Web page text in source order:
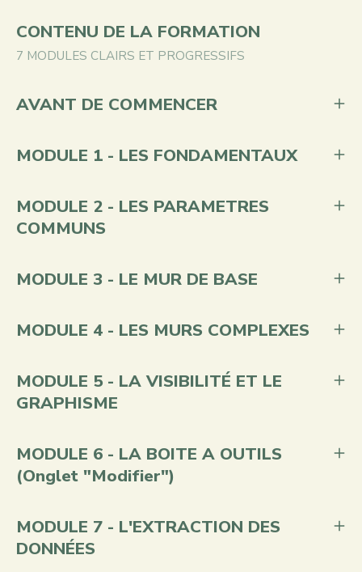
CONTENU DE LA FORMATION
7 MODULES CLAIRS ET PROGRESSIFS
AVANT DE COMMENCER
MODULE 1 - LES FONDAMENTAUX
MODULE 2 - LES PARAMETRES
COMMUNS
MODULE 3 - LE MUR DE BASE
MODULE 4 - LES MURS COMPLEXES
MODULE 5 - LA VISIBILITÉ ET LE
GRAPHISME
MODULE 6 - LA BOITE A OUTILS
(Onglet "Modifier")
MODULE 7 - L'EXTRACTION DES
DONNÉES